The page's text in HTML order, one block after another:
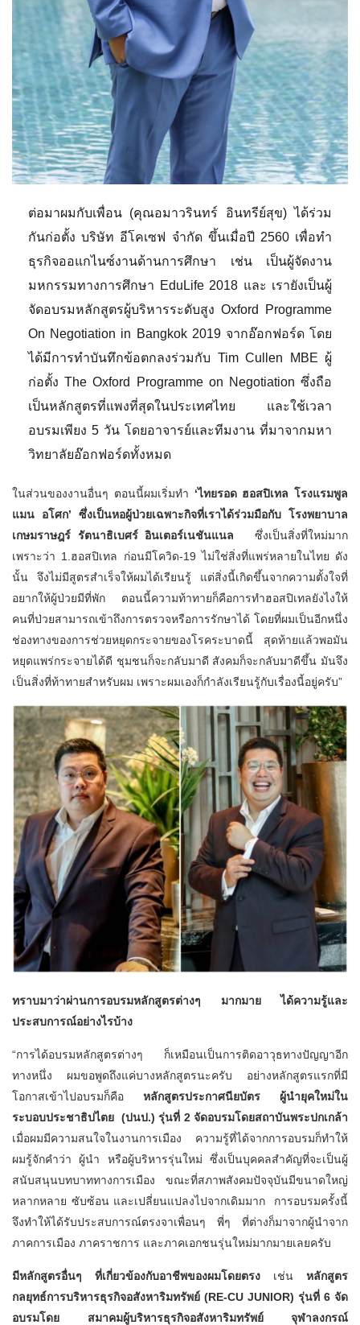
ต่อมาผมกับเพื่อน (คุณอมาวรินทร์ อินทรีย์สุข) ได้ร่วม
กันก่อตั้ง บริษัท อีโคเซฟ จำกัด ขึ้นเมื่อปี 2560 เพื่อทำ
ธุรกิจออแกไนซ์งานด้านการศึกษา เช่น เป็นผู้จัดงาน
มหกรรมทางการศึกษา EduLife 2018 และ เรายังเป็นผู้
จัดอบรมหลักสูตรผู้บริหารระดับสูง Oxford Programme
On Negotiation in Bangkok 2019 จากอ๊อกฟอร์ด โดย
ได้มีการทำบันทึกข้อตกลงร่วมกับ Tim Cullen MBE ผู้
ก่อตั้ง The Oxford Programme on Negotiation ซึ่งถือ
เป็นหลักสูตรที่แพงที่สุดในประเทศไทย และใช้เวลา
อบรมเพียง 5 วัน โดยอาจารย์และทีมงาน ที่มาจากมหา
วิทยาลัยอ๊อกฟอร์ดทั้งหมด
ในส่วนของงานอื่นๆ ตอนนี้ผมเริ่มทำ ‘ไทยรอด ฮอสปิเทล โรงแรมพูล
แมน อโศก’
ซึ่งเป็นหอผู้ป่วยเฉพาะกิจที่เราได้ร่วมมือกับ โรงพยาบาล
เกษมราษฎร์ รัตนาธิเบศร์ อินเตอร์เนชันแนล
ซึ่งเป็นสิ่งที่ใหม่มาก
เพราะว่า 1.ฮอสปิเทล ก่อนมีโควิด-19 ไม่ใช่สิ่งที่แพร่หลายในไทย ดัง
นั้น จึงไม่มีสูตรสำเร็จให้ผมได้เรียนรู้ แต่สิ่งนี้เกิดขึ้นจากความตั้งใจที่
อยากให้ผู้ป่วยมีที่พัก ตอนนี้ความท้าทายก็คือการทำฮอสปิเทลยังไงให้
คนที่ป่วยสามารถเข้าถึงการตรวจหรือการรักษาได้ โดยที่ผมเป็นอีกหนึ่ง
ช่องทางของการช่วยหยุดกระจายของโรคระบาดนี้ สุดท้ายแล้วพอมัน
หยุดแพร่กระจายได้ดี ชุมชนก็จะกลับมาดี สังคมก็จะกลับมาดีขึ้น มันจึง
เป็นสิ่งที่ท้าทายสำหรับผม เพราะผมเองก็กำลังเรียนรู้กับเรื่องนี้อยู่ครับ”
ทราบมาว่าผ่านการอบรมหลักสูตรต่างๆ มากมาย ได้ความรู้และ
ประสบการณ์อย่างไรบ้าง
“การได้อบรมหลักสูตรต่างๆ ก็เหมือนเป็นการติดอาวุธทางปัญญาอีก
ทางหนึ่ง ผมขอพูดถึงแค่บางหลักสูตรนะครับ อย่างหลักสูตรแรกที่มี
โอกาสเข้าไปอบรมก็คือ หลักสูตรประกาศนียบัตร ผู้นำยุคใหม่ใน
ระบอบประชาธิปไตย (ปนป.) รุ่นที่ 2 จัดอบรมโดยสถาบันพระปกเกล้า
เมื่อผมมีความสนใจในงานการเมือง ความรู้ที่ได้จากการอบรมก็ทำให้
ผมรู้จักคำว่า ผู้นำ หรือผู้บริหารรุ่นใหม่ ซึ่งเป็นบุคคลสำคัญที่จะเป็นผู้
สนับสนุนบทบาททางการเมือง ขณะที่สภาพสังคมปัจจุบันมีขนาดใหญ่
หลากหลาย ซับซ้อน และเปลี่ยนแปลงไปจากเดิมมาก การอบรมครั้งนี้
จึงทำให้ได้รับประสบการณ์ตรงจาเพื่อนๆ พี่ๆ ที่ต่างก็มาจากผู้นำจาก
ภาคการเมือง ภาคราชการ และภาคเอกชนรุ่นใหม่มากมายเลยครับ
มีหลักสูตรอื่นๆ ที่เกี่ยวข้องกับอาชีพของผมโดยตรง เช่น หลักสูตร
กลยุทธ์การบริหารธุรกิจอสังหาริมทรัพย์ (RE-CU JUNIOR) รุ่นที่ 6 จัด
อบรมโดย สมาคมผู้บริหารธุรกิจอสังหาริมทรัพย์ จุฬาลงกรณ์